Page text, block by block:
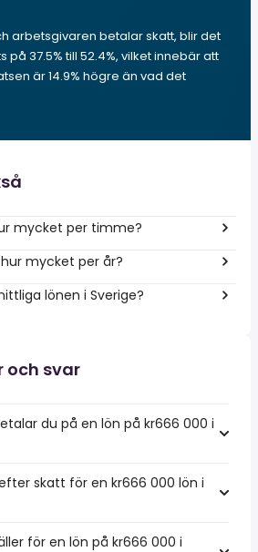
arbetsgivaren betalar skatt, blir det
på 37.5% till 52.4%, vilket innebär att
är 14.9% högre än vad det
mycket per timme?
mycket per år?
lönen i Sverige?
och svar
du på en lön på kr666 000 i
skatt för en kr666 000 lön i
för en lön på kr666 000 i